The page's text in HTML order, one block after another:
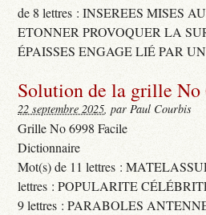
de 8 lettres : INSEREES MISES
ETONNER PROVOQUER LA
ÉPAISSES ENGAGE LIÉ PAR
Solution de la grille No
22 septembre 2025, par Paul Courbis
Grille No 6998 Facile
Dictionnaire
Mot(s) de 11 lettres :
lettres : POPULARITE
9 lettres : PARABOLES